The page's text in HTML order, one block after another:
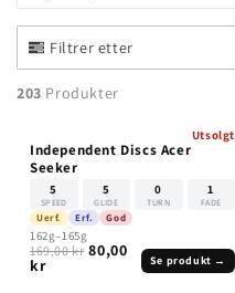
n
g
Filtrer etter
203 Produkter
UTSOLGT
Utsolgt
Independent Discs Acer
Seeker
5
SPEED
5
GLIDE
0
TURN
1
FADE
Uerf. Erf. God
162g–165g
169,00 kr 80,00
kr Se produkt →